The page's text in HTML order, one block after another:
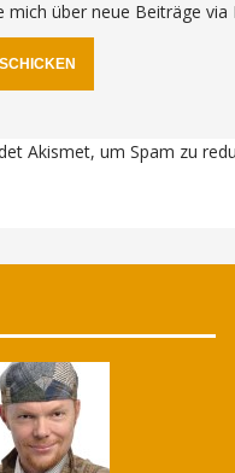
mich über neue Beiträge via
Akismet, um Spam zu